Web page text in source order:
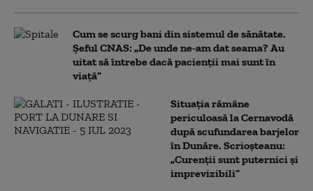
Cum se scurg bani din sistemul de sănătate.
Șeful CNAS: „De unde ne-am dat seama? Au
uitat să întrebe dacă pacienții mai sunt în
viață”
Situația rămâne
periculoasă la Cernavodă
după scufundarea barjelor
în Dunăre. Scrioșteanu:
„Curenții sunt puternici și
imprevizibili”